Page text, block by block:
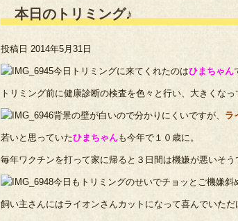
本日のトリミング♪
投稿日 2014年5月31日
今日トリミングに来てくれたのはひまちゃん
トリミング前に健康診断の検査を色々と行い、大きくな
背景の壁が白いので分かりにくいですが、 ラ
若いと思っていたひまちゃんも今年で１０歳に。
毎年ワクチンを打って家に帰ると３日間は機嫌が悪いそう
今日もトリミングのせいでチョッとご機嫌斜
飼い主さんにはライオンさんカットになって喜んでいただ